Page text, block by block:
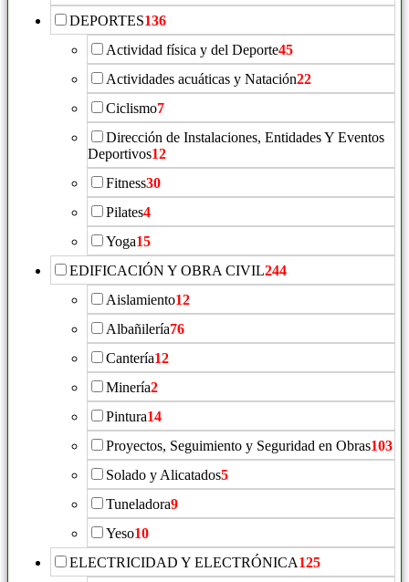
DEPORTES136
Actividad física y del Deporte45
Actividades acuáticas y Natación22
Ciclismo7
Dirección de Instalaciones, Entidades Y Eventos
Deportivos12
Fitness30
Pilates4
Yoga15
EDIFICACIÓN Y OBRA CIVIL244
Aislamiento12
Albañilería76
Cantería12
Minería2
Pintura14
Proyectos, Seguimiento y Seguridad en Obras103
Solado y Alicatados5
Tuneladora9
Yeso10
ELECTRICIDAD Y ELECTRÓNICA125